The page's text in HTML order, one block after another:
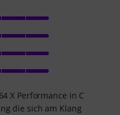
X Performance in C
die sich am Klang